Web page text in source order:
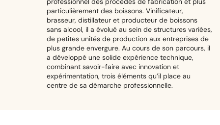
particulièrement des boissons. Vinificateur,
brasseur, distillateur et producteur de boissons
sans alcool, il a évolué au sein de structures variées,
de petites unités de production aux entreprises de
plus grande envergure. Au cours de son parcours, il
a développé une solide expérience technique,
combinant savoir-faire avec innovation et
expérimentation, trois éléments qu’il place au
centre de sa démarche professionnelle.